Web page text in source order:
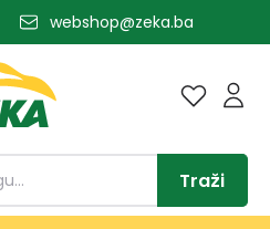
webshop@zeka.ba
Traži